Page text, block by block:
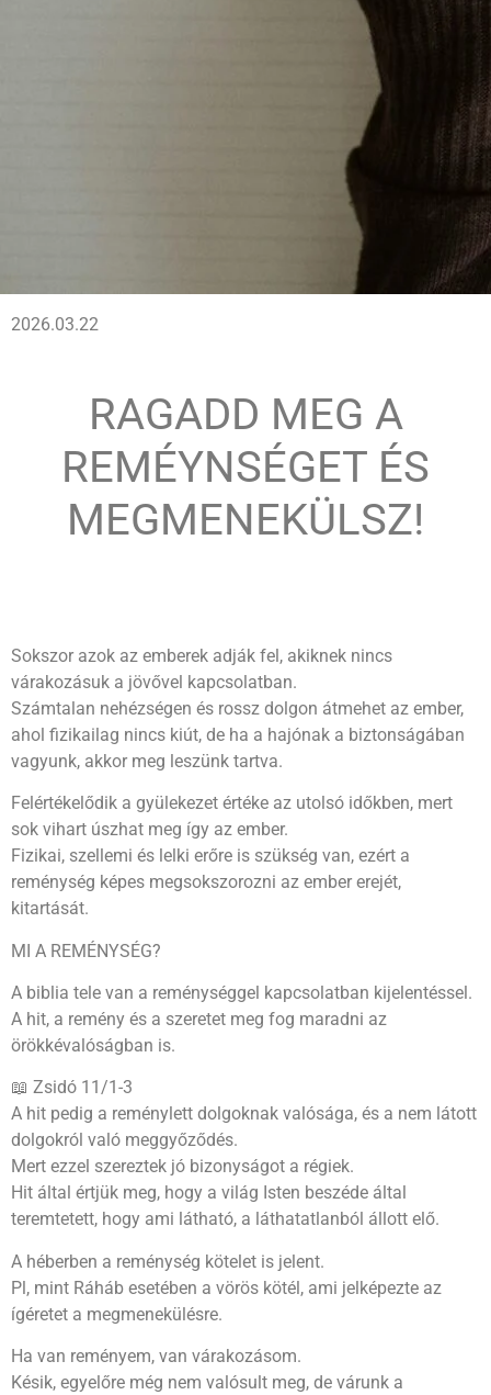
2026.03.22
RAGADD MEG A
REMÉYNSÉGET ÉS
MEGMENEKÜLSZ!
Sokszor azok az emberek adják fel, akiknek nincs
várakozásuk a jövővel kapcsolatban.
Számtalan nehézségen és rossz dolgon átmehet az ember,
ahol fizikailag nincs kiút, de ha a hajónak a biztonságában
vagyunk, akkor meg leszünk tartva.
Felértékelődik a gyülekezet értéke az utolsó időkben, mert
sok vihart úszhat meg így az ember.
Fizikai, szellemi és lelki erőre is szükség van, ezért a
reménység képes megsokszorozni az ember erejét,
kitartását.
MI A REMÉNYSÉG?
A biblia tele van a reménységgel kapcsolatban kijelentéssel.
A hit, a remény és a szeretet meg fog maradni az
örökkévalóságban is.
📖 Zsidó 11/1-3
A hit pedig a reménylett dolgoknak valósága, és a nem látott
dolgokról való meggyőződés.
Mert ezzel szereztek jó bizonyságot a régiek.
Hit által értjük meg, hogy a világ Isten beszéde által
teremtetett, hogy ami látható, a láthatatlanból állott elő.
A héberben a reménység kötelet is jelent.
Pl, mint Ráháb esetében a vörös kötél, ami jelképezte az
ígéretet a megmenekülésre.
Ha van reményem, van várakozásom.
Késik, egyelőre még nem valósult meg, de várunk a